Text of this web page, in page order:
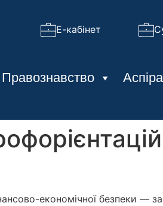
Е-кабінет
економічної безпеки —